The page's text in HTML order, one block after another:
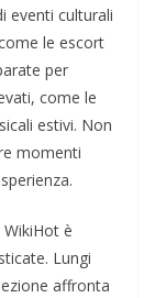
eventi culturali
le escort
per
come le
estivi. Non
momenti
è
Lungi
affronta